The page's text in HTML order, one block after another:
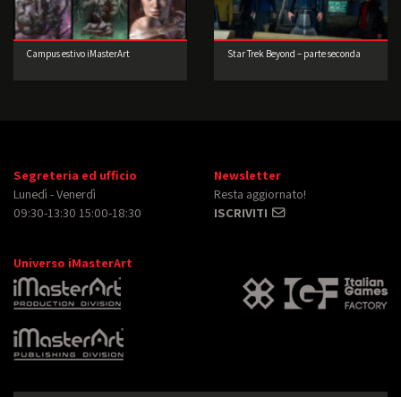
Campus estivo iMasterArt Star Trek Beyond – parte seconda
Segreteria ed ufficio
Lunedì - Venerdì
09:30-13:30 15:00-18:30
Newsletter
Resta aggiornato!
ISCRIVITI
Universo iMasterArt